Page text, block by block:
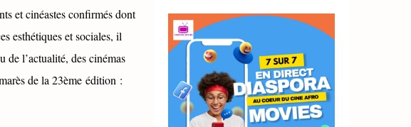
et cinéastes confirmés dont
esthétiques et sociales, il
de l’actualité, des cinémas
de la 23ème édition :